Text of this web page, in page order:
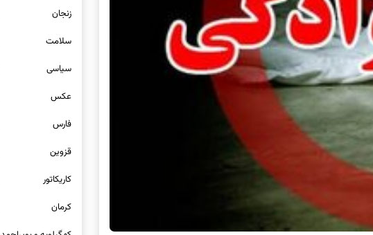
زنجان
سلامت
سیاسی
عکس
فارس
قزوین
کاریکاتور
کرمان